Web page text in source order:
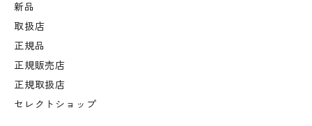
新品
取扱店
正規品
正規販売店
正規取扱店
セレクトショップ